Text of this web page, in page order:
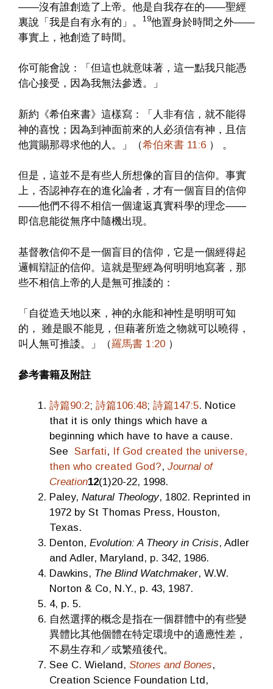
——沒有誰創造了上帝。他是自我存在的——聖經
裏說「我是自有永有的」。
19他置身於時間之外——
事實上，祂創造了時間。
你可能會說：「但這也就意味著，這一點我只能憑
信心接受，因為我無法參透。」
新約《希伯來書》這樣寫：「人非有信，就不能得
神的喜悅；因為到神面前來的人必須信有神，且信
他賞賜那尋求他的人。」（希伯來書 11:6 ） 。
但是，這並不是有些人所想像的盲目的信仰。事實
上，否認神存在的進化論者，才有一個盲目的信仰
——他們不得不相信一個違返真實科學的理念——
即信息能從無序中隨機出現。
基督教信仰不是一個盲目的信仰，它是一個經得起
邏輯辯証的信仰。這就是聖經為何明明地寫著，那
些不相信上帝的人是無可推諉的：
「自從造天地以來，神的永能和神性是明明可知
的， 雖是眼不能見，但藉著所造之物就可以曉得，
叫人無可推諉。」（羅馬書 1:20 ）
參考書籍及附註
詩篇90:2; 詩篇106:48; 詩篇147:5. Notice
that it is only things which have a
beginning which have to have a cause.
See Sarfati,
If God created the universe,
then who created God?, Journal of
Creation12(1)20-22, 1998.
Paley, Natural Theology, 1802. Reprinted in
1972 by St Thomas Press, Houston,
Texas.
Denton, Evolution: A Theory in Crisis, Adler
and Adler, Maryland, p. 342, 1986.
Dawkins, The Blind Watchmaker, W.W.
Norton & Co, N.Y., p. 43, 1987.
4, p. 5.
自然選擇的概念是指在一個群體中的有些變
異體比其他個體在特定環境中的適應性差，
不易生存和／或繁殖後代。
See C. Wieland, Stones and Bones,
Creation Science Foundation Ltd,